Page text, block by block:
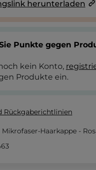
herunterladen
Punkte gegen
kein Konto,
Produkte ein.
Rückgaberichtlinien
Haarkappe -